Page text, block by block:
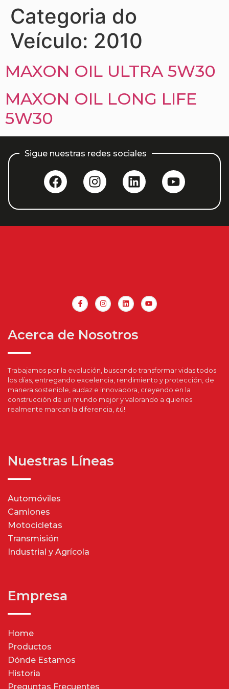
Categoria do
Veículo: 2010
MAXON OIL ULTRA 5W30
MAXON OIL LONG LIFE
5W30
Sigue nuestras redes sociales
Acerca de Nosotros
Trabajamos por la evolución, buscando transformar vidas todos
los días, entregando excelencia, rendimiento y protección, de
manera sostenible, audaz e innovadora, creyendo en la
construcción de un mundo mejor y valorando a quienes
realmente marcan la diferencia, ¡tú!
Nuestras Líneas
Automóviles
Camiones
Motocicletas
Transmisión
Industrial y Agrícola
Empresa
Home
Productos
Dónde Estamos
Historia
Preguntas Frecuentes